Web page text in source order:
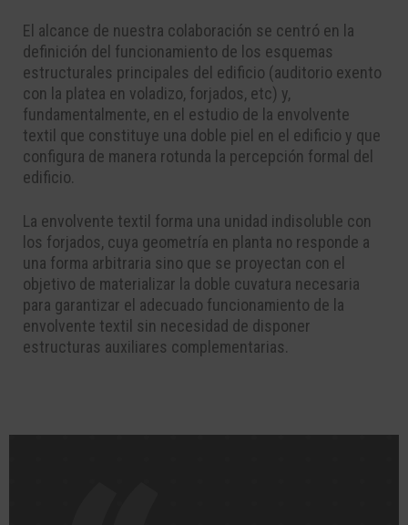
El alcance de nuestra colaboración se centró en la
definición del funcionamiento de los esquemas
estructurales principales del edificio (auditorio exento
con la platea en voladizo, forjados, etc) y,
fundamentalmente, en el estudio de la envolvente
textil que constituye una doble piel en el edificio y que
configura de manera rotunda la percepción formal del
edificio.
La envolvente textil forma una unidad indisoluble con
los forjados, cuya geometría en planta no responde a
una forma arbitraria sino que se proyectan con el
objetivo de materializar la doble cuvatura necesaria
para garantizar el adecuado funcionamiento de la
envolvente textil sin necesidad de disponer
estructuras auxiliares complementarias.